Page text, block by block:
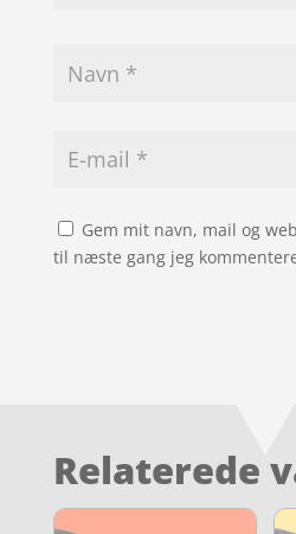
Gem mit navn, mail og
til næste gang jeg
Relaterede